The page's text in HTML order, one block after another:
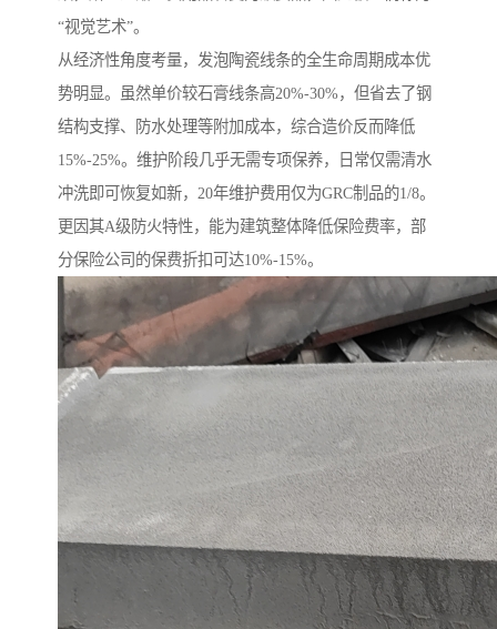
“视觉艺术”。
从经济性角度考量，发泡陶瓷线条的全生命周期成本优
势明显。虽然单价较石膏线条高20%-30%，但省去了钢
结构支撑、防水处理等附加成本，综合造价反而降低
15%-25%。维护阶段几乎无需专项保养，日常仅需清水
冲洗即可恢复如新，20年维护费用仅为GRC制品的1/8。
更因其A级防火特性，能为建筑整体降低保险费率，部
分保险公司的保费折扣可达10%-15%。